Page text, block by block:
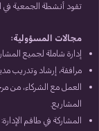
تقود أنشطة الجمعية في
مجالات المسؤولية:
إدارة شاملة لجميع
مرافقة، إرشاد وتدريب
العمل مع الشركاء، من
المشاريع.
المشاركة في طاقم الإدارة: